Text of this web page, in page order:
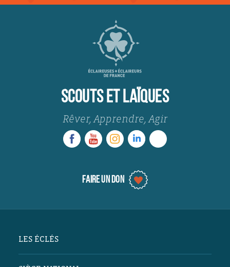
SCOUTS ET LAÏQUES
Rêver, Apprendre, Agir
FAIRE UN DON
LES ÉCLÉS